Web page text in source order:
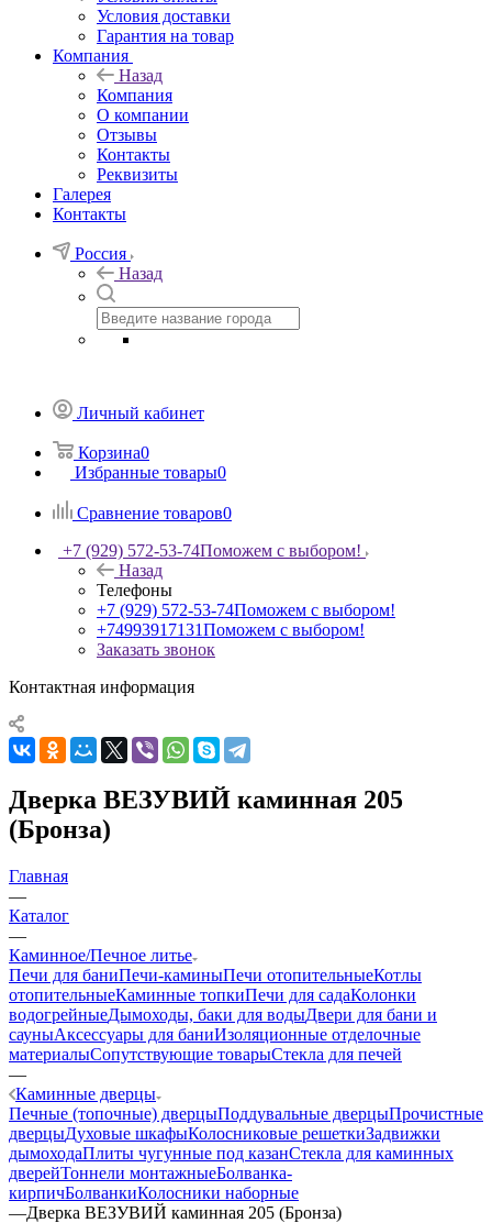
Условия доставки
Гарантия на товар
Компания
Назад
Компания
О компании
Отзывы
Контакты
Реквизиты
Галерея
Контакты
Россия
Назад
Личный кабинет
Корзина0
Избранные товары0
Сравнение товаров0
+7 (929) 572-53-74Поможем с выбором!
Назад
Телефоны
+7 (929) 572-53-74Поможем с выбором!
+74993917131Поможем с выбором!
Заказать звонок
Контактная информация
Дверка ВЕЗУВИЙ каминная 205
(Бронза)
Главная
—
Каталог
—
Каминное/Печное литье
Печи для баниПечи-каминыПечи отопительныеКотлы
отопительныеКаминные топкиПечи для садаКолонки
водогрейныеДымоходы, баки для водыДвери для бани и
сауныАксессуары для баниИзоляционные отделочные
материалыСопутствующие товарыСтекла для печей
—
Каминные дверцы
Печные (топочные) дверцыПоддувальные дверцыПрочистные
дверцыДуховые шкафыКолосниковые решеткиЗадвижки
дымоходаПлиты чугунные под казанСтекла для каминных
дверейТоннели монтажныеБолванка-
кирпичБолванкиКолосники наборные
—Дверка ВЕЗУВИЙ каминная 205 (Бронза)